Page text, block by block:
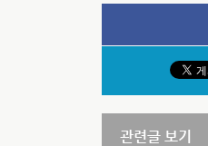
관련글 보기